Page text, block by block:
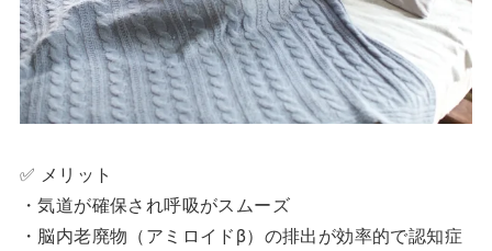
✅ メリット
・気道が確保され呼吸がスムーズ
・脳内老廃物（アミロイドβ）の排出が効率的で認知症